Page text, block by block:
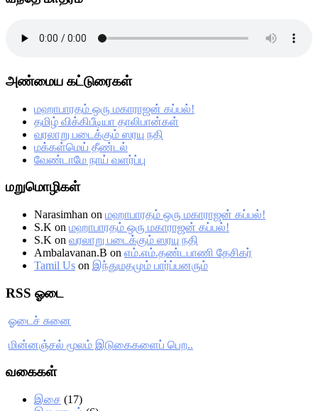
அண்மைய கட்டுரைகள்
மஹாபாரதம் ஒரு மகாராஜன் கப்பல்!
தமிழ் விக்கிபீடியா தாலிபான்கள்
வரலாறு படைக்கும் ஸரயு நதி
மக்கள்மெய் தீண்டல்
வேண்டாமே நாய் வளர்ப்பு
மறுமொழிகள்
Narasimhan on மஹாபாரதம் ஒரு மகாராஜன் கப்பல்!
S.K on மஹாபாரதம் ஒரு மகாராஜன் கப்பல்!
S.K on வரலாறு படைக்கும் ஸரயு நதி
Ambalavanan.B on எம்.எம்.தண்டபாணி தேசிகர்
Tamil Us on இந்துமதமும் பார்ப்பனரும்
RSS ஓடை
ஓடைச் சுனை
மின்னஞ்சல் மூலம் இடுகைகளைப் பெற..
வகைகள்
இசை (17)